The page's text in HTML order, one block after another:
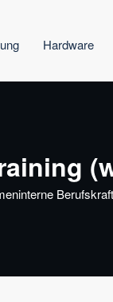
Hardware